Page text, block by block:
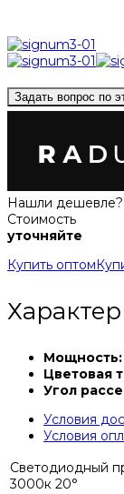
Задать вопрос по
Нашли
Стоимость
уточняйте
Купить оптом
Мощность:
Цветовая
Угол
Условия
Условия
Светодиодный
3000к 20°